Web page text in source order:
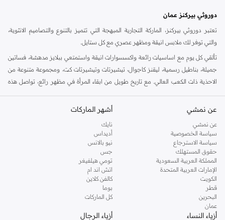
دوروثي بيركنز عمان
تعتبر دوروثي بيركنز، الماركة التجارية المبهجة التي تتميز بالتنوع والتصاميم الانثوية،
والتي توفر لك ملابس انيقة ومظهر عصري مع كل ستايل.
تألقي كل يوم مع اساسيات رائعة واكسسوارات انيقة واستمتعي ببلايز مدهشة، فساتين
جميلة، بناطيل رسمية، ليقنز كاجوال، تيشيرتات وتيشيرتات كت، ومجموعة متنوعة من
الاحذية ذات الكعب العالي. مع تاريخ طويل من ابقاء المرأة في مظهر رائع، تواصل هذه
كنت تقومين بتجديد خزانة ملابسك الملائمة للعمل، البحث عن فستان مثالي للحفلات او
اليه.
تسوقي دوروثي بيركنز اون لاين مسقط
تسوقي دوروثي بيركنز اون لاين من نمشي واستمتعي باكثر من الف ستايل من مجموعة
دوروثي بيركنز الشهيرة. تصفحي المجموعة كاملة في متجر دوروثي بيركنز اون لاين او
استخدمي القائمة لتحديد تجربة تسوق دوروثي بيركنز اون لاين. خدمة التوصيل السريعة
والدعم الاستثنائي يضمن لك تجربة تسوق ممتعة دائما مع نمشي.
عن نمشي
عن نمشي
سياسة الخصوصية
سياسة الاسترجاع
حقوق المستهلك
المملكة العربية السعودية
الإمارات العربية المتحدة
الكويت
قطر
البحرين
عمان
أشهر الماركات
نايك
أديداس
نيو بالانس
جس
تومي هيلفيغر
اتش اند ام
كالفن كلاين
بوما
كل الماركات
أزياء النساء أزياء الرجال